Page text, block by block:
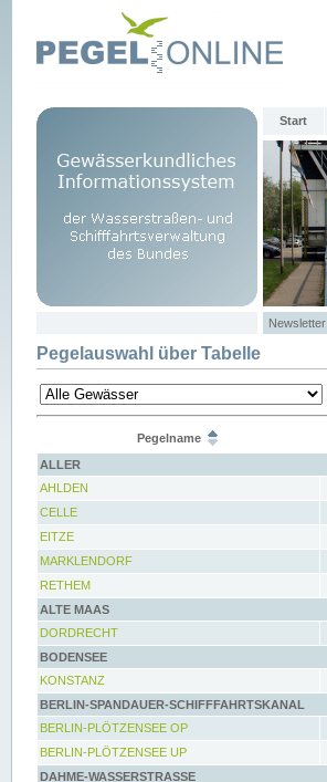
Start
Newsletter
Pegelauswahl über Tabelle
Pegelname
ALLER
AHLDEN
CELLE
EITZE
MARKLENDORF
RETHEM
ALTE MAAS
DORDRECHT
BODENSEE
KONSTANZ
BERLIN-SPANDAUER-SCHIFFFAHRTSKANAL
BERLIN-PLÖTZENSEE OP
BERLIN-PLÖTZENSEE UP
DAHME-WASSERSTRASSE